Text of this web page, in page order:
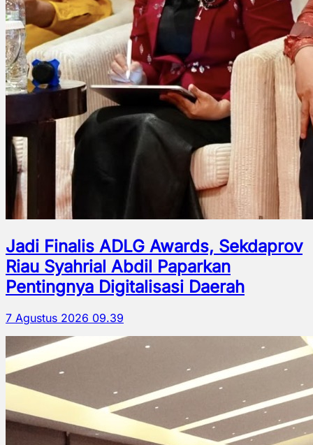
Jadi Finalis ADLG Awards, Sekdaprov
Riau Syahrial Abdil Paparkan
Pentingnya Digitalisasi Daerah
7 Agustus 2026 09.39